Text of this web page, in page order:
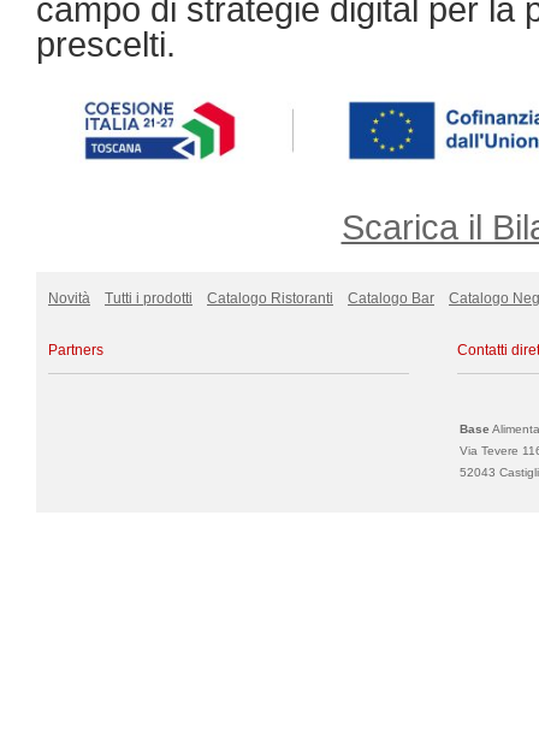
campo di strategie digital per la
prescelti.
Scarica il
Novità Tutti i prodotti Catalogo Ristoranti Catalogo Bar Catalogo
Partners Contatti
Base
Via Tevere
52043